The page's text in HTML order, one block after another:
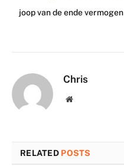
joop van de ende vermogen
Chris
Website
RELATED POSTS